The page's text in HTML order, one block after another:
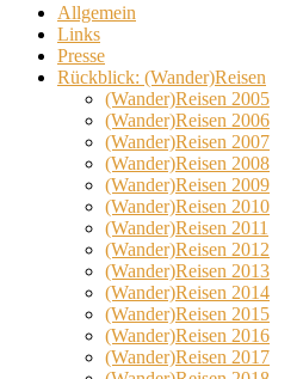
Allgemein
Links
Presse
Rückblick: (Wander)Reisen
(Wander)Reisen 2005
(Wander)Reisen 2006
(Wander)Reisen 2007
(Wander)Reisen 2008
(Wander)Reisen 2009
(Wander)Reisen 2010
(Wander)Reisen 2011
(Wander)Reisen 2012
(Wander)Reisen 2013
(Wander)Reisen 2014
(Wander)Reisen 2015
(Wander)Reisen 2016
(Wander)Reisen 2017